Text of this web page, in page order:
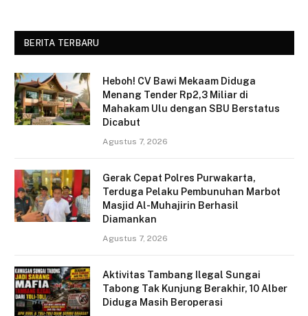
BERITA TERBARU
Heboh! CV Bawi Mekaam Diduga
Menang Tender Rp2,3 Miliar di
Mahakam Ulu dengan SBU Berstatus
Dicabut
Agustus 7, 2026
Gerak Cepat Polres Purwakarta,
Terduga Pelaku Pembunuhan Marbot
Masjid Al-Muhajirin Berhasil
Diamankan
Agustus 7, 2026
Aktivitas Tambang Ilegal Sungai
Tabong Tak Kunjung Berakhir, 10 Alber
Diduga Masih Beroperasi